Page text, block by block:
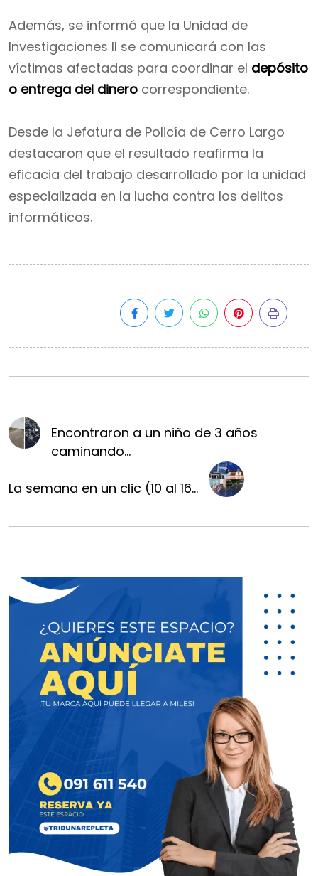
Además, se informó que la Unidad de
Investigaciones II se comunicará con las
víctimas afectadas para coordinar el depósito
o entrega del dinero correspondiente.
Desde la Jefatura de Policía de Cerro Largo
destacaron que el resultado reafirma la
eficacia del trabajo desarrollado por la unidad
especializada en la lucha contra los delitos
informáticos.
Encontraron a un niño de 3 años
caminando...
La semana en un clic (10 al 16...